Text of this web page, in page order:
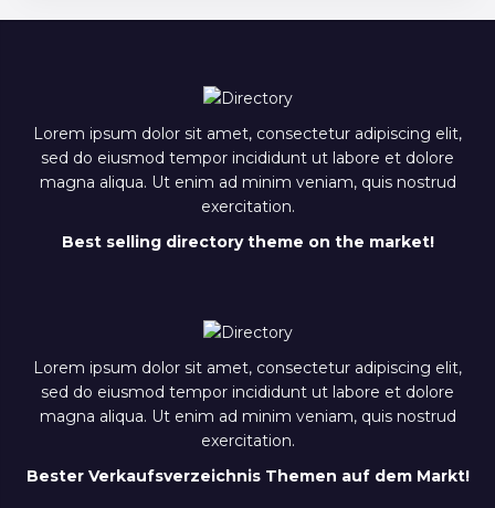
Lorem ipsum dolor sit amet, consectetur adipiscing elit,
sed do eiusmod tempor incididunt ut labore et dolore
magna aliqua. Ut enim ad minim veniam, quis nostrud
exercitation.
Best selling directory theme on the market!
Lorem ipsum dolor sit amet, consectetur adipiscing elit,
sed do eiusmod tempor incididunt ut labore et dolore
magna aliqua. Ut enim ad minim veniam, quis nostrud
exercitation.
Bester Verkaufsverzeichnis Themen auf dem Markt!